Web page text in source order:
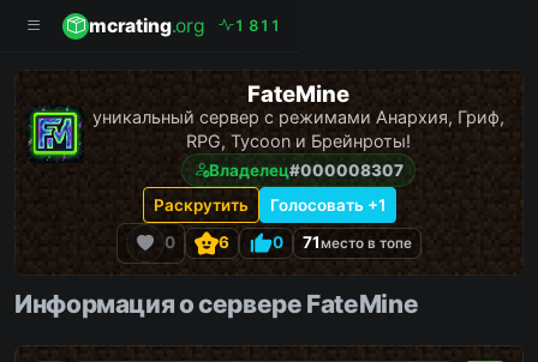
mcrating.org 1 8 1 1
FateMine
уникальный сервер с режимами Анархия, Гриф,
RPG, Tycoon и Брейнроты!
Владелец#000008307
Раскрутить
Голосовать +1
0
6 0 71место в топе
Информация о сервере FateMine